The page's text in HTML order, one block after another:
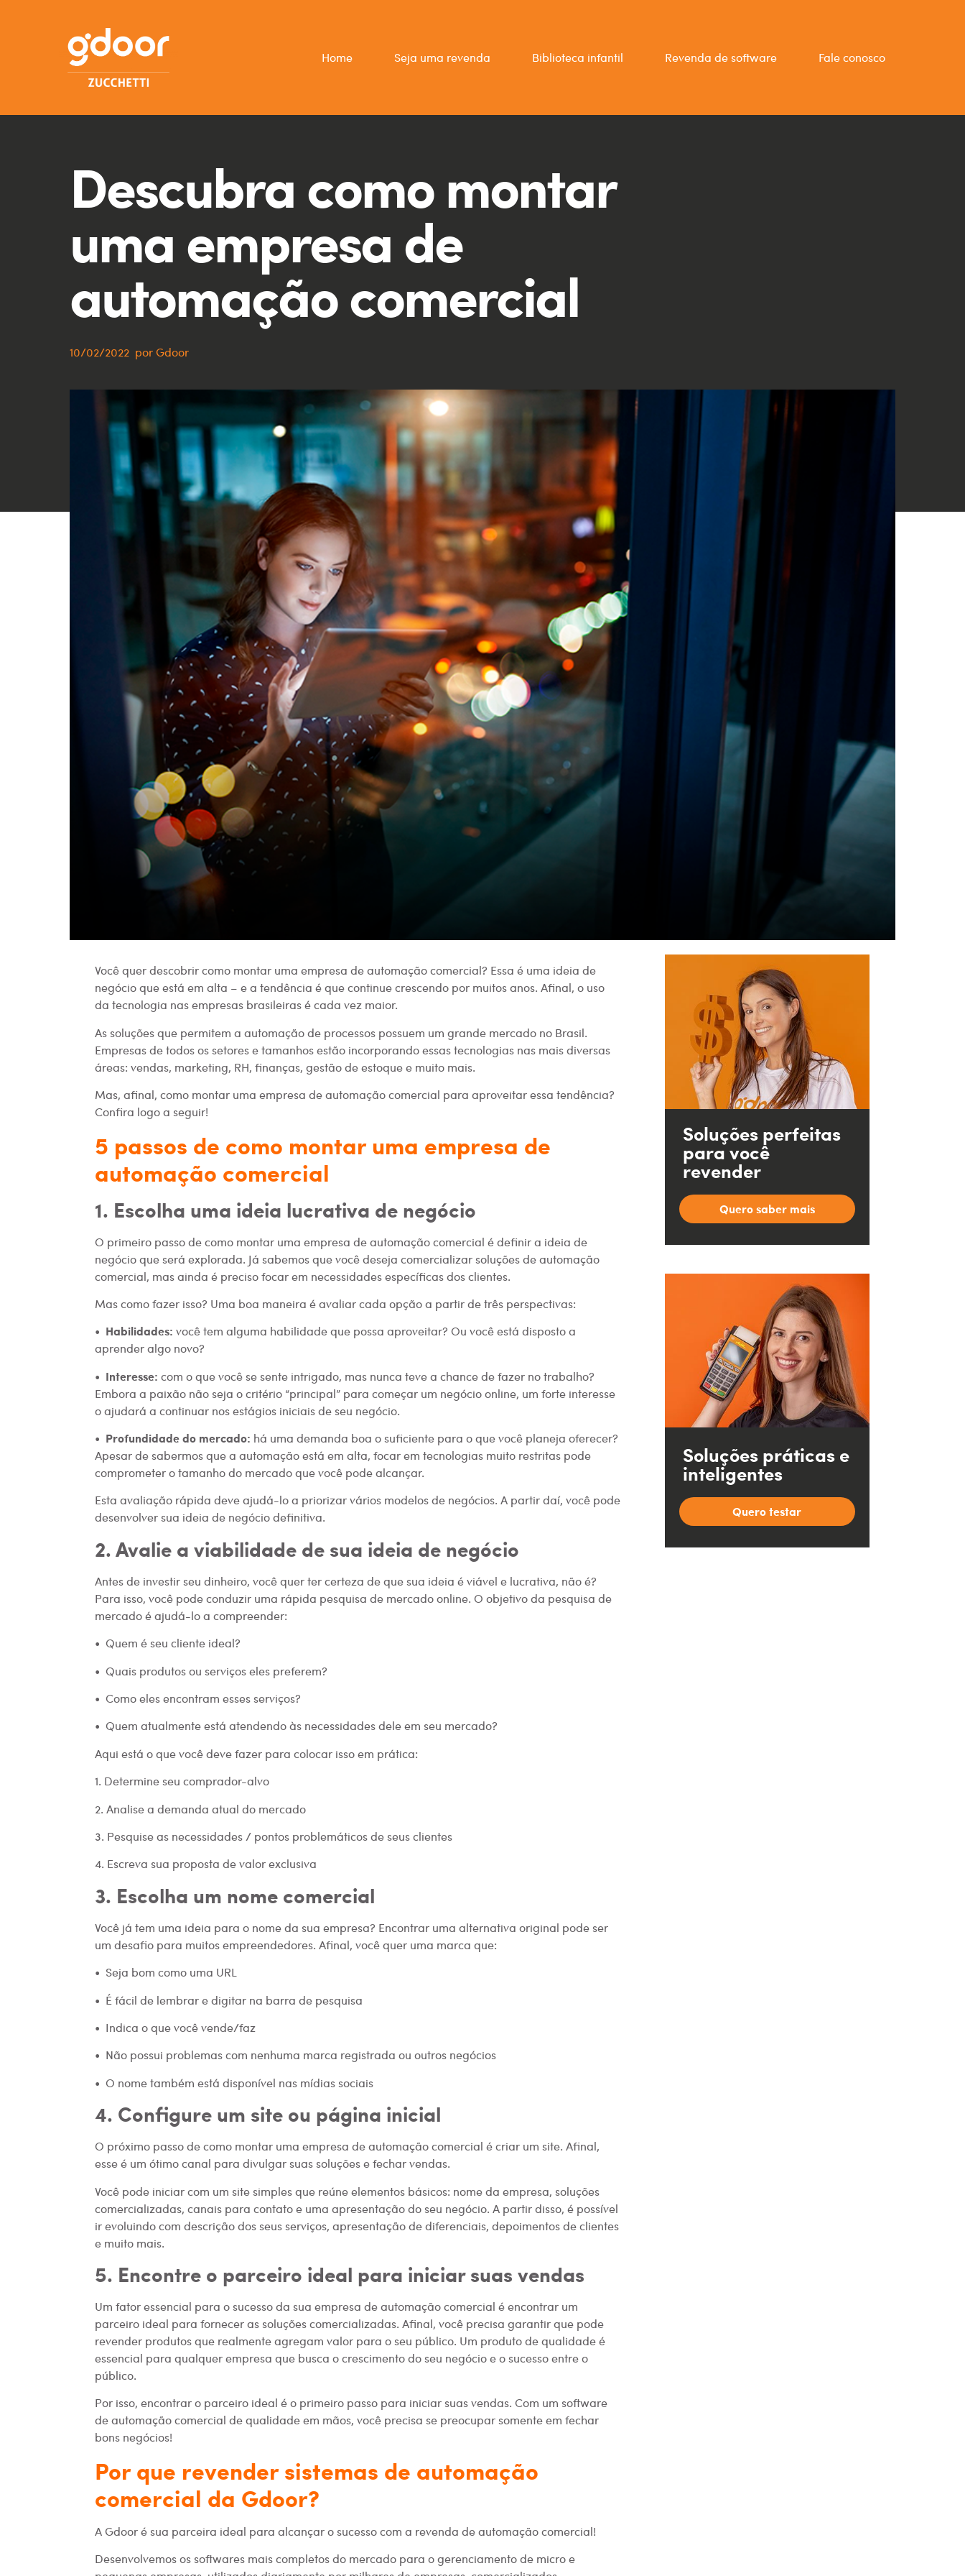
Home Seja uma revenda Biblioteca infantil Revenda de software Fale conosco
Descubra como montar
uma empresa de
automação comercial
10/02/2022 porGdoor
Você quer descobrir como montar uma empresa de automação comercial? Essa é uma ideia de
negócio que está em alta – e a tendência é que continue crescendo por muitos anos. Afinal, o uso
da tecnologia nas empresas brasileiras é cada vez maior.
As soluções que permitem a automação de processos possuem um grande mercado no Brasil.
Empresas de todos os setores e tamanhos estão incorporando essas tecnologias nas mais diversas
áreas: vendas, marketing, RH, finanças, gestão de estoque e muito mais.
Mas, afinal, como montar uma empresa de automação comercial para aproveitar essa tendência?
Confira logo a seguir!
5 passos de como montar uma empresa de
automação comercial
1. Escolha uma ideia lucrativa de negócio
O primeiro passo de como montar uma empresa de automação comercial é definir a ideia de
negócio que será explorada. Já sabemos que você deseja comercializar soluções de automação
comercial, mas ainda é preciso focar em necessidades específicas dos clientes.
Mas como fazer isso? Uma boa maneira é avaliar cada opção a partir de três perspectivas:
• Habilidades: você tem alguma habilidade que possa aproveitar? Ou você está disposto a
aprender algo novo?
• Interesse: com o que você se sente intrigado, mas nunca teve a chance de fazer no trabalho?
Embora a paixão não seja o critério “principal” para começar um negócio online, um forte interesse
o ajudará a continuar nos estágios iniciais de seu negócio.
• Profundidade do mercado: há uma demanda boa o suficiente para o que você planeja oferecer?
Apesar de sabermos que a automação está em alta, focar em tecnologias muito restritas pode
comprometer o tamanho do mercado que você pode alcançar.
Esta avaliação rápida deve ajudá-lo a priorizar vários modelos de negócios. A partir daí, você pode
desenvolver sua ideia de negócio definitiva.
2. Avalie a viabilidade de sua ideia de negócio
Antes de investir seu dinheiro, você quer ter certeza de que sua ideia é viável e lucrativa, não é?
Para isso, você pode conduzir uma rápida pesquisa de mercado online. O objetivo da pesquisa de
mercado é ajudá-lo a compreender:
• Quem é seu cliente ideal?
• Quais produtos ou serviços eles preferem?
• Como eles encontram esses serviços?
• Quem atualmente está atendendo às necessidades dele em seu mercado?
Aqui está o que você deve fazer para colocar isso em prática:
1. Determine seu comprador-alvo
2. Analise a demanda atual do mercado
3. Pesquise as necessidades / pontos problemáticos de seus clientes
4. Escreva sua proposta de valor exclusiva
3. Escolha um nome comercial
Você já tem uma ideia para o nome da sua empresa? Encontrar uma alternativa original pode ser
um desafio para muitos empreendedores. Afinal, você quer uma marca que:
• Seja bom como uma URL
• É fácil de lembrar e digitar na barra de pesquisa
• Indica o que você vende/faz
• Não possui problemas com nenhuma marca registrada ou outros negócios
• O nome também está disponível nas mídias sociais
4. Configure um site ou página inicial
O próximo passo de como montar uma empresa de automação comercial é criar um site. Afinal,
esse é um ótimo canal para divulgar suas soluções e fechar vendas.
Você pode iniciar com um site simples que reúne elementos básicos: nome da empresa, soluções
comercializadas, canais para contato e uma apresentação do seu negócio. A partir disso, é possível
ir evoluindo com descrição dos seus serviços, apresentação de diferenciais, depoimentos de clientes
e muito mais.
5. Encontre o parceiro ideal para iniciar suas vendas
Um fator essencial para o sucesso da sua empresa de automação comercial é encontrar um
parceiro ideal para fornecer as soluções comercializadas. Afinal, você precisa garantir que pode
revender produtos que realmente agregam valor para o seu público. Um produto de qualidade é
essencial para qualquer empresa que busca o crescimento do seu negócio e o sucesso entre o
público.
Por isso, encontrar o parceiro ideal é o primeiro passo para iniciar suas vendas. Com um software
de automação comercial de qualidade em mãos, você precisa se preocupar somente em fechar
bons negócios!
Por que revender sistemas de automação
comercial da Gdoor?
A Gdoor é sua parceira ideal para alcançar o sucesso com a revenda de automação comercial!
Desenvolvemos os softwares mais completos do mercado para o gerenciamento de micro e
Soluções perfeitas
para você
revender
Quero saber mais
Soluções práticas e
inteligentes
Quero testar